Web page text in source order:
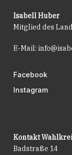
Isabell Huber
Mitglied des
E-Mail:
Facebook
Instagram
Kontakt
Badstraße 14